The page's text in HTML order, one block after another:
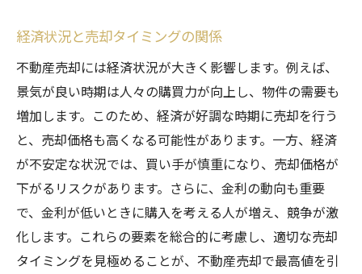
経済状況と売却タイミングの関係
不動産売却には経済状況が大きく影響します。例えば、
景気が良い時期は人々の購買力が向上し、物件の需要も
増加します。このため、経済が好調な時期に売却を行う
と、売却価格も高くなる可能性があります。一方、経済
が不安定な状況では、買い手が慎重になり、売却価格が
下がるリスクがあります。さらに、金利の動向も重要
で、金利が低いときに購入を考える人が増え、競争が激
化します。これらの要素を総合的に考慮し、適切な売却
タイミングを見極めることが、不動産売却で最高値を引